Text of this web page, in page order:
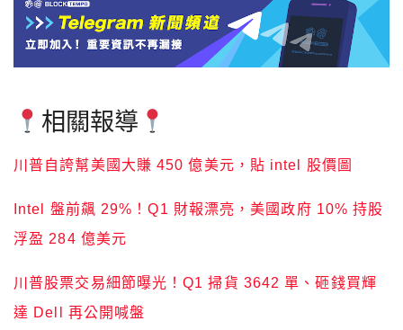
相關報導
川普自誇幫美國大賺 450 億美元，貼 intel 股價圖
Intel 盤前飆 29%！Q1 財報漂亮，美國政府 10% 持股
浮盈 284 億美元
川普股票交易細節曝光！Q1 掃貨 3642 單、砸錢買輝
達 Dell 再公開喊盤